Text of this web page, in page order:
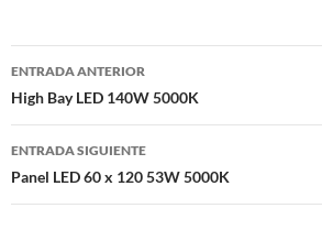
Navegación
de
entradas
ENTRADA ANTERIOR
High Bay LED 140W 5000K
ENTRADA SIGUIENTE
Panel LED 60 x 120 53W 5000K